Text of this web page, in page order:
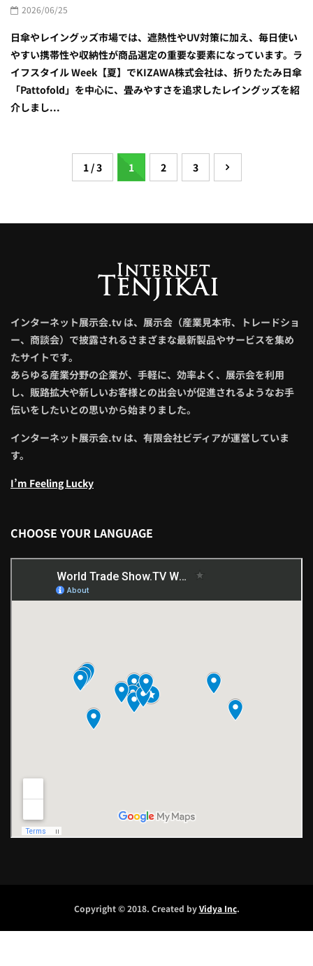
2026/06/25
日傘やレイングッズ市場では、遮熱性やUV対策に加え、毎日使い
やすい携帯性や収納性が商品選定の重要な要素になっています。ラ
イフスタイル Week【夏】でKIZAWA株式会社は、折りたたみ日傘
「Pattofold」を中心に、畳みやすさを追求したレイングッズを紹
介しまし...
1 / 3 1 2 3
インターネット展示会.tv は、展示会（産業見本市、トレードショ
ー、商談会）で披露されるさまざまな最新製品やサービスを集め
たサイトです。
あらゆる産業分野の企業が、手軽に、効率よく、展示会を利用
し、販路拡大や新しいお客様との出会いが促進されるようなお手
伝いをしたいとの思いから始まりました。
インターネット展示会.tv は、有限会社ビディアが運営していま
す。
I’m Feeling Lucky
CHOOSE YOUR LANGUAGE
Copyright © 2018. Created byVidya Inc.